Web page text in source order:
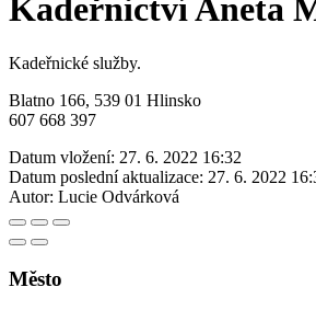
Kadeřnictví Aneta
Kadeřnické služby.
Blatno 166, 539 01 Hlinsko
607 668 397
Datum vložení: 27. 6. 2022 16:32
Datum poslední aktualizace: 27. 6. 2022
Autor: Lucie Odvárková
Město